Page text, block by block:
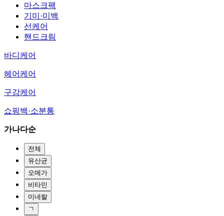
마스크팩
기미·미백
선케어
핸드크림
바디케어
헤어케어
구강케어
쇼핑백·소분통
가나다순
전체
유산균
오메가
비타민
미네랄
ㄱ